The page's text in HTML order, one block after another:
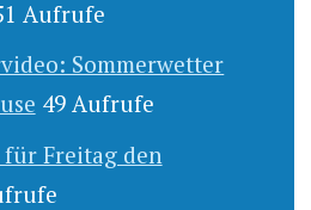
Aufrufe
Sommerwetter
49 Aufrufe
Freitag den